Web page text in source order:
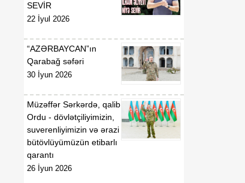
Azərbaycan Respublikası
Respublikasının Kosmik
Agentliyi (Azərkosmos)"
publik hüquqi şəxsin
yaradılması haqqında"
1326 nömrəli,
"Azərbaycan Nəqliyyat və
Kommunikasiya Holdinqi
(AZCON)" publik hüquqi
şəxsin Nizamnaməsinin
təsdiqi və bununla
00:48
SEVİR
22 İyul 2026
“AZƏRBAYCAN”ın
Qarabağ səfəri
30 İyun 2026
Müzəffər Sərkərdə, qalib
Ordu - dövlətçiliyimizin,
suverenliyimizin və ərazi
bütövlüyümüzün etibarlı
qarantı
26 İyun 2026